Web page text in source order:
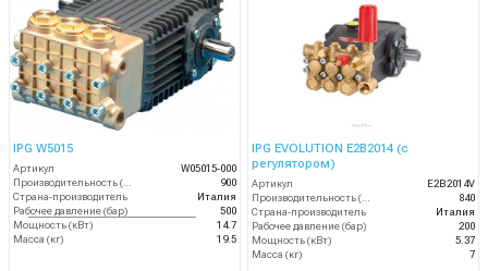
IPG W5015
Артикул
W05015-000
900
Страна-производитель
Италия
Рабочее давление (бар)
500
Мощность (кВт)
14.7
Масса (кг)
19.5
IPG EVOLUTION E2B2014 (с
регулятором)
Артикул
E2B2014V
840
Страна-производитель
Италия
Рабочее давление (бар)
200
Мощность (кВт)
5.37
Масса (кг)
7